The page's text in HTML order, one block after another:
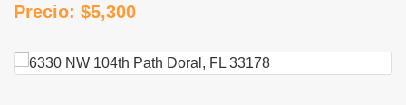
Precio: $5,300